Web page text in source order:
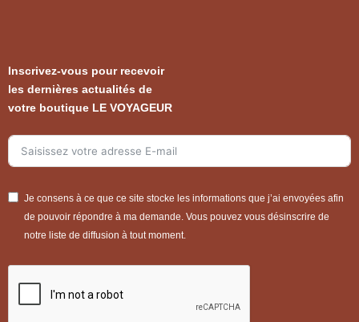
Inscrivez-vous pour recevoir
les dernières actualités de
votre boutique LE VOYAGEUR
Je consens à ce que ce site stocke les informations que j’ai envoyées afin
de pouvoir répondre à ma demande. Vous pouvez vous désinscrire de
notre liste de diffusion à tout moment.